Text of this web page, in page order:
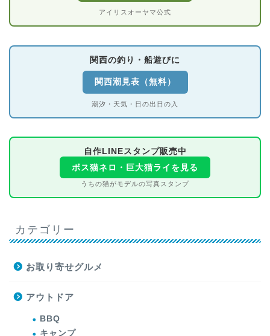
アイリスオーヤマ公式
関西の釣り・船遊びに
関西潮見表（無料）
潮汐・天気・日の出日の入
自作LINEスタンプ販売中
ボス猫ネロ・巨大猫ライを見る
うちの猫がモデルの写真スタンプ
カテゴリー
お取り寄せグルメ
アウトドア
BBQ
キャンプ